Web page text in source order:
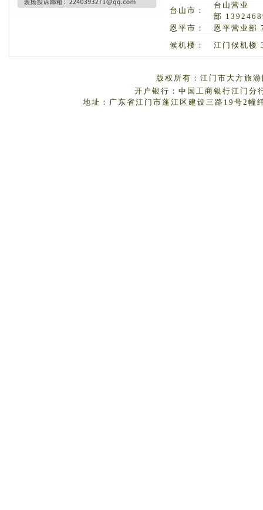
台山市：
台山营业
部
恩平市：
恩平营业部
候机楼：
江门候机楼
版权所有：江门市大方旅
开户银行：中国工商银行江门
地址：广东省江门市蓬江区建设三路19号2